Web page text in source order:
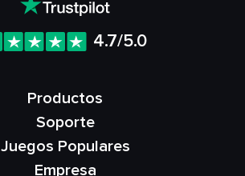
4.7/5.0
Productos
Soporte
Juegos Populares
Empresa